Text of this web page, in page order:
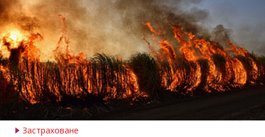
Застраховане